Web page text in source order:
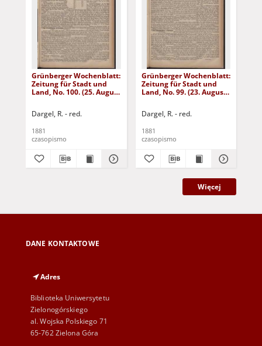
Grünberger Wochenblatt:
Zeitung für Stadt und
Land, No. 100. (25. August
Dargel, R. - red.
1881
czasopismo
Grünberger Wochenblatt:
Zeitung für Stadt und
Land, No. 99. (23. August
Dargel, R. - red.
1881
czasopismo
Więcej
DANE KONTAKTOWE
Adres
Biblioteka Uniwersytetu
Zielonogórskiego
al. Wojska Polskiego 71
65-762 Zielona Góra